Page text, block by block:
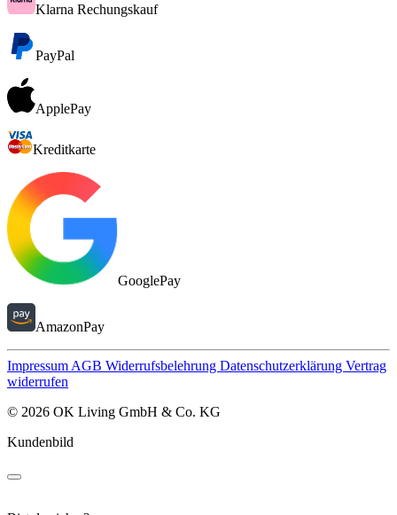
Klarna Rechungskauf
PayPal
ApplePay
Kreditkarte
GooglePay
AmazonPay
Impressum AGB Widerrufsbelehrung Datenschutzerklärung Vertrag
widerrufen
© 2026 OK Living GmbH & Co. KG
Kundenbild